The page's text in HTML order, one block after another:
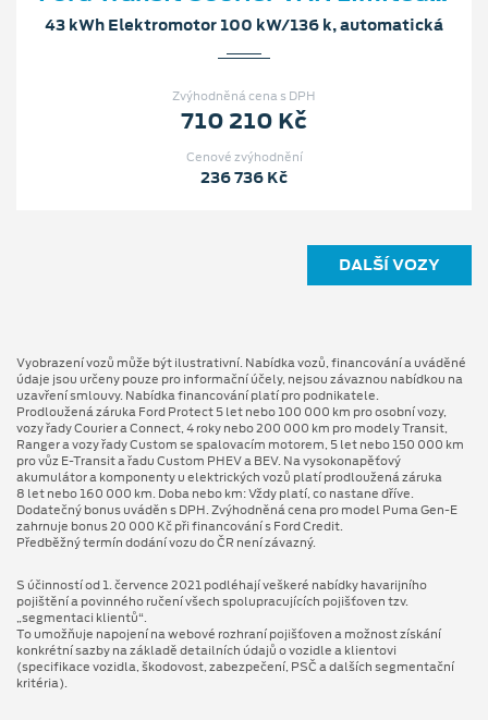
43 kWh Elektromotor 100 kW/136 k, automatická
Zvýhodněná cena s DPH
710 210 Kč
Cenové zvýhodnění
236 736 Kč
DALŠÍ VOZY
Vyobrazení vozů může být ilustrativní. Nabídka vozů, financování a uváděné
údaje jsou určeny pouze pro informační účely, nejsou závaznou nabídkou na
uzavření smlouvy. Nabídka financování platí pro podnikatele.
Prodloužená záruka Ford Protect 5 let nebo 100 000 km pro osobní vozy,
vozy řady Courier a Connect, 4 roky nebo 200 000 km pro modely Transit,
Ranger a vozy řady Custom se spalovacím motorem, 5 let nebo 150 000 km
pro vůz E-Transit a řadu Custom PHEV a BEV. Na vysokonapěťový
akumulátor a komponenty u elektrických vozů platí prodloužená záruka
8 let nebo 160 000 km. Doba nebo km: Vždy platí, co nastane dříve.
Dodatečný bonus uváděn s DPH. Zvýhodněná cena pro model Puma Gen⁠-⁠E
zahrnuje bonus 20 000 Kč při financování s Ford Credit.
Předběžný termín dodání vozu do ČR není závazný.
S účinností od 1. července 2021 podléhají veškeré nabídky havarijního
pojištění a povinného ručení všech spolupracujících pojišťoven tzv.
„segmentaci klientů“.
To umožňuje napojení na webové rozhraní pojišťoven a možnost získání
konkrétní sazby na základě detailních údajů o vozidle a klientovi
(specifikace vozidla, škodovost, zabezpečení, PSČ a dalších segmentační
kritéria).